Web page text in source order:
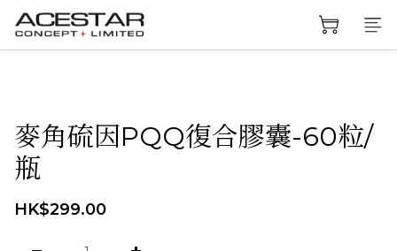
麥角硫因PQQ復合膠囊-60粒/
瓶
HK$299.00